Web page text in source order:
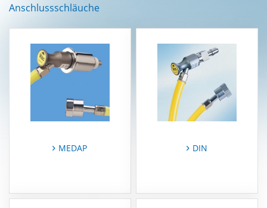
Elektrische
MEDAP
Entnahmegeräte
ZVA
Anschlussschläuche
MEDAP DIN